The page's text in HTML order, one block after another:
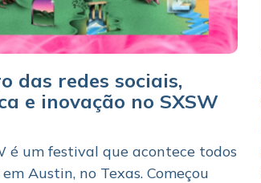
das redes sociais,
e inovação no SXSW
é um festival que acontece todos
Austin, no Texas. Começou